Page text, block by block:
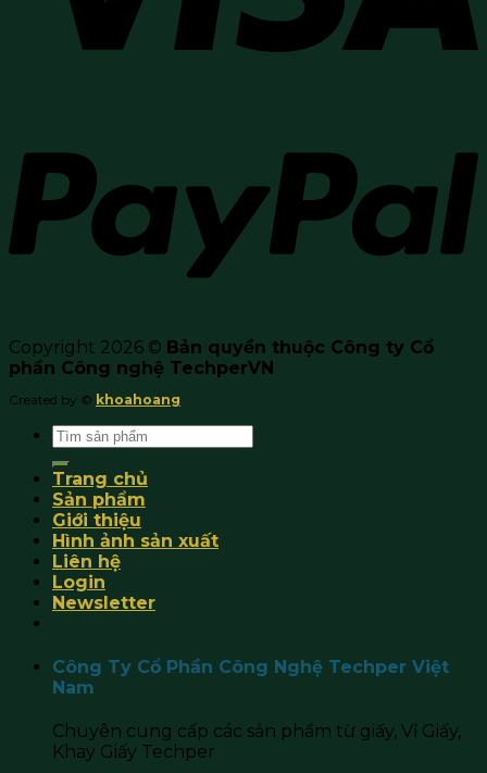
Copyright 2026 © Bản quyền thuộc Công ty Cổ
phần Công nghệ TechperVN
Created by © khoahoang
Search
for:
Trang chủ
Sản phẩm
Giới thiệu
Hình ảnh sản xuất
Liên hệ
Login
Newsletter
Công Ty Cổ Phần Công Nghệ Techper Việt
Nam
Chuyên cung cấp các sản phẩm từ giấy, Vỉ Giấy,
Khay Giấy Techper